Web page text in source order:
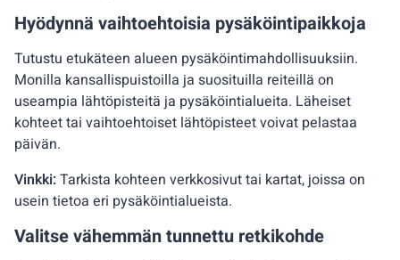
Hyödynnä vaihtoehtoisia pysäköintipaikkoja
Tutustu etukäteen alueen pysäköintimahdollisuuksiin.
Monilla kansallispuistoilla ja suosituilla reiteillä on
useampia lähtöpisteitä ja pysäköintialueita. Läheiset
kohteet tai vaihtoehtoiset lähtöpisteet voivat pelastaa
päivän.
Vinkki:Tarkista kohteen verkkosivut tai kartat, joissa on
usein tietoa eri pysäköintialueista.
Valitse vähemmän tunnettu retkikohde